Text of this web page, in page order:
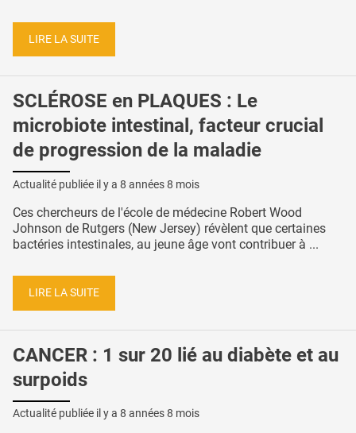
LIRE LA SUITE
SCLÉROSE en PLAQUES : Le
microbiote intestinal, facteur crucial
de progression de la maladie
Actualité publiée il y a 8 années 8 mois
Ces chercheurs de l'école de médecine Robert Wood
Johnson de Rutgers (New Jersey) révèlent que certaines
bactéries intestinales, au jeune âge vont contribuer à ...
LIRE LA SUITE
CANCER : 1 sur 20 lié au diabète et au
surpoids
Actualité publiée il y a 8 années 8 mois